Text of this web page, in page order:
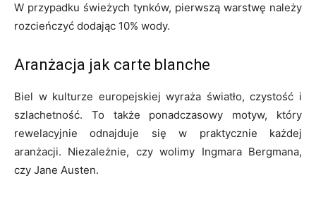
W przypadku świeżych tynków, pierwszą warstwę należy
rozcieńczyć dodając 10% wody.
Aranżacja jak carte blanche
Biel w kulturze europejskiej wyraża światło, czystość i
szlachetność. To także ponadczasowy motyw, który
rewelacyjnie odnajduje się w praktycznie każdej
aranżacji. Niezależnie, czy wolimy Ingmara Bergmana,
czy Jane Austen.